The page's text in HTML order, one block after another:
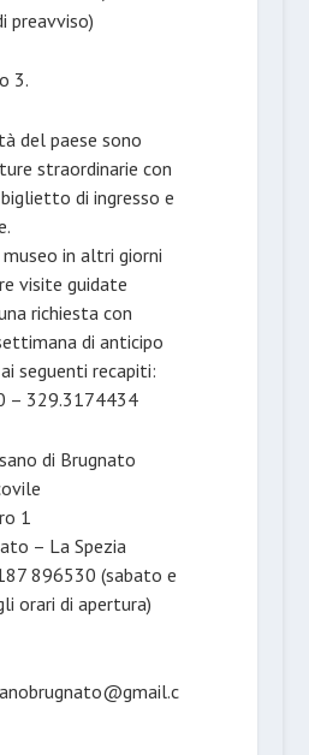
preavviso)
3.
del paese sono
straordinarie con
di ingresso e
in altri giorni
visite guidate
richiesta con
di anticipo
seguenti recapiti:
– 329.3174434
di Brugnato
1
– La Spezia
896530 (sabato e
orari di apertura)